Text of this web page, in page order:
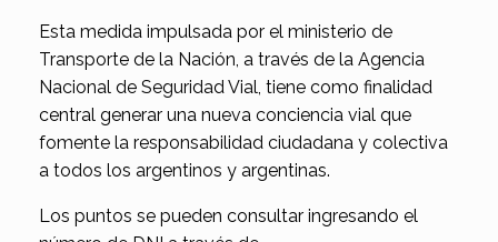
Esta medida impulsada por el ministerio de
Transporte de la Nación, a través de la Agencia
Nacional de Seguridad Vial, tiene como finalidad
central generar una nueva conciencia vial que
fomente la responsabilidad ciudadana y colectiva
a todos los argentinos y argentinas.
Los puntos se pueden consultar ingresando el